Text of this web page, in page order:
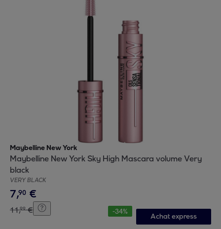
Maybelline New York
Maybelline New York Sky High Mascara volume Very
black
VERY BLACK
7,90 €
11,99 € -34%
Achat express